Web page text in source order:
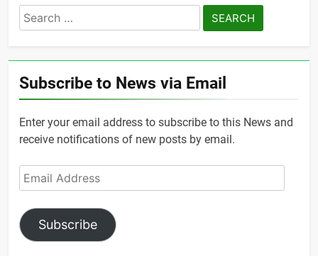
Search
for:
Subscribe to News via Email
Enter your email address to subscribe to this News and
receive notifications of new posts by email.
Email
Address
Subscribe